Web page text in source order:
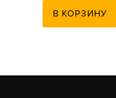
В КОРЗИНУ